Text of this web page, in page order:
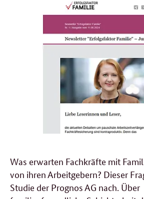
Was erwarten Fachkräfte mit
von ihren Arbeitgebern? Dieser
Studie der Prognos AG nach. Über